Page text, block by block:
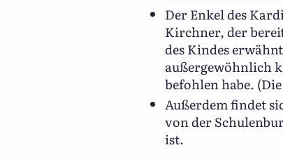
Der Enkel des
Kirchner, der
des Kindes
außergewöhnlich
befohlen habe.
Außerdem findet
von der
ist.